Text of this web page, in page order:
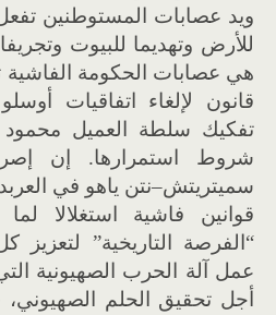
ويد عصابات المستوطنين تفعل
للأرض وتهديما للبيوت
هي عصابات الحكومة الفاشية
قانون لإلغاء اتفاقيات
تفكيك سلطة العميل
شروط استمرارها. إن
سميتريتش–نتن ياهو في
قوانين فاشية استغلالا لما
“ الفرصة التاريخية”
لتعزيز
عمل
لة الحرب الصهيونية
أجل تحقيق الحلم